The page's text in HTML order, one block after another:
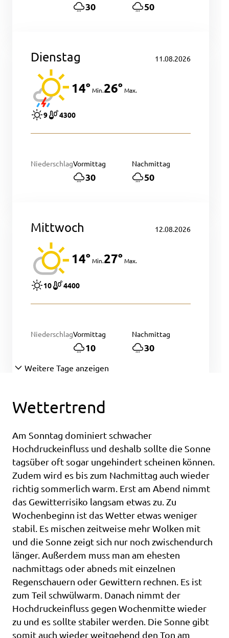
30 50
Dienstag 11.08.2026
14°Min.26°Max.
9 4300
NiederschlagVormittag
30
Nachmittag
50
Mittwoch 12.08.2026
14°Min.27°Max.
10 4400
NiederschlagVormittag
10
Nachmittag
30
Weitere Tage anzeigen
Wettertrend
Am Sonntag dominiert schwacher
Hochdruckeinfluss und deshalb sollte die Sonne
tagsüber oft sogar ungehindert scheinen können.
Zudem wird es bis zum Nachmittag auch wieder
richtig sommerlich warm. Erst am Abend nimmt
das Gewitterrisiko langsam etwas zu. Zu
Wochenbeginn ist das Wetter etwas weniger
stabil. Es mischen zeitweise mehr Wolken mit
und die Sonne zeigt sich nur noch zwischendurch
länger. Außerdem muss man am ehesten
nachmittags oder abneds mit einzelnen
Regenschauern oder Gewittern rechnen. Es ist
zum Teil schwülwarm. Danach nimmt der
Hochdruckeinfluss gegen Wochenmitte wieder
zu und es sollte stabiler werden. Die Sonne gibt
somit auch wieder weitgehend den Ton am